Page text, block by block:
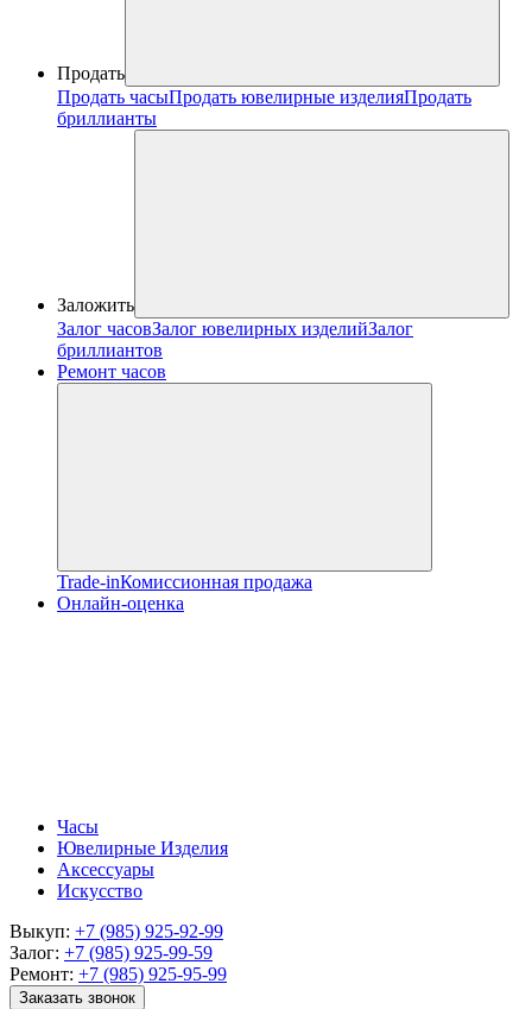
Продать
Продать часыПродать ювелирные изделияПродать
бриллианты
Заложить
Залог часовЗалог ювелирных изделийЗалог
бриллиантов
Ремонт часов
Trade-inКомиссионная продажа
Онлайн-оценка
Часы
Ювелирные Изделия
Аксессуары
Искусство
Выкуп: +7 (985) 925-92-99
Залог: +7 (985) 925-99-59
Ремонт: +7 (985) 925-95-99
Заказать звонок